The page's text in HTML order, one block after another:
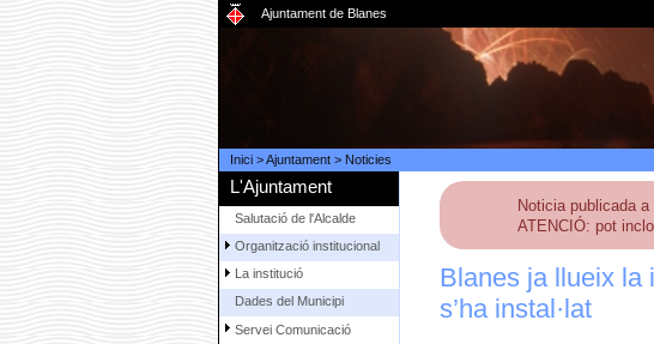
Ajuntament de Blanes
Inici>Ajuntament> Noticies
L'Ajuntament
Salutació de l'Alcalde
Organització institucional
La institució
Dades del Municipi
Servei Comunicació
Noticia publicada
ATENCIÓ: pot
Blanes ja llueix la
s’ha instal·lat